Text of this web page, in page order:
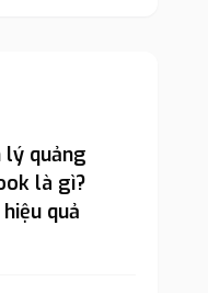
lý quảng
là gì?
quả